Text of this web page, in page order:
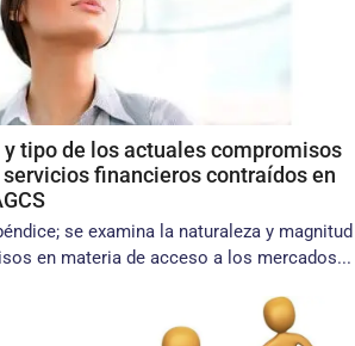
tipo de los actuales compromisos
financieros contraídos en
se examina la naturaleza y magnitud
en materia de acceso a los mercados...